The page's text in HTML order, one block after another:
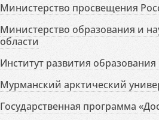
Министерство просвещения
Министерство образования и
области
Институт развития
Мурманский арктический
Государственная программа